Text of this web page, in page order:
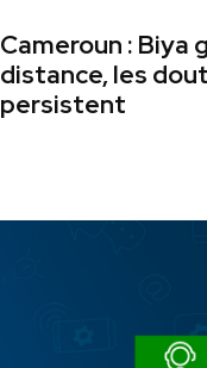
Cameroun : Biya
distance, les
persistent